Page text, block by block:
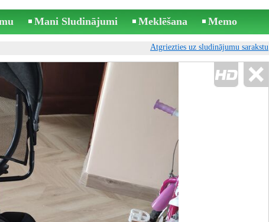
Mani Sludinājumi Meklēšana Memo
Atgriezties uz sludinājumu sarakstu